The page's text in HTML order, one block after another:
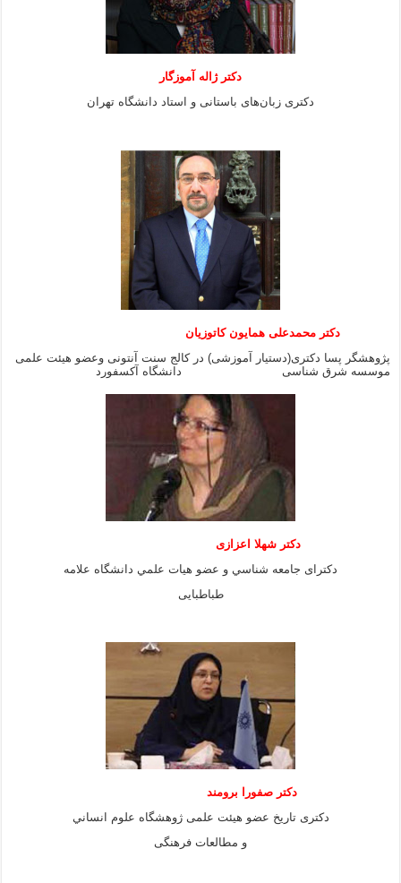
دکتر ژاله آموزگار
دکتری زبان‌های باستانی و استاد دانشگاه تهران
دکتر محمدعلی همایون کاتوزیان
پژوهشگر پسا دکتری(دستیار آموزشی) در کالج سنت آنتونی وعضو هیئت علمی
موسسه شرق شناسی دانشگاه آکسفورد
دكتر شهلا اعزازى
دكتراى جامعه شناسي و عضو هيات علمي دانشگاه علامه
طباطبايى
دكتر صفورا برومند
دكترى تاريخ عضو هيئت علمى ژوهشگاه علوم انساني
و مطالعات فرهنگى